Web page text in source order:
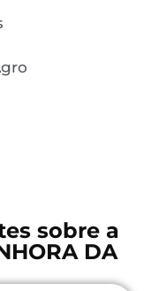
sobre a
DA